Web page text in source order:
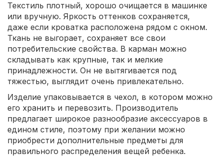
Текстиль плотный, хорошо очищается в машинке
или вручную. Яркость оттенков сохраняется,
даже если кроватка расположена рядом с окном.
Ткань не выгорает, сохраняет все свои
потребительские свойства. В карман можно
складывать как крупные, так и мелкие
принадлежности. Он не вытягивается под
тяжестью, выглядит очень привлекательно.
Изделие упаковывается в чехол, в котором можно
его хранить и перевозить. Производитель
предлагает широкое разнообразие аксессуаров в
едином стиле, поэтому при желании можно
приобрести дополнительные предметы для
правильного распределения вещей ребенка.